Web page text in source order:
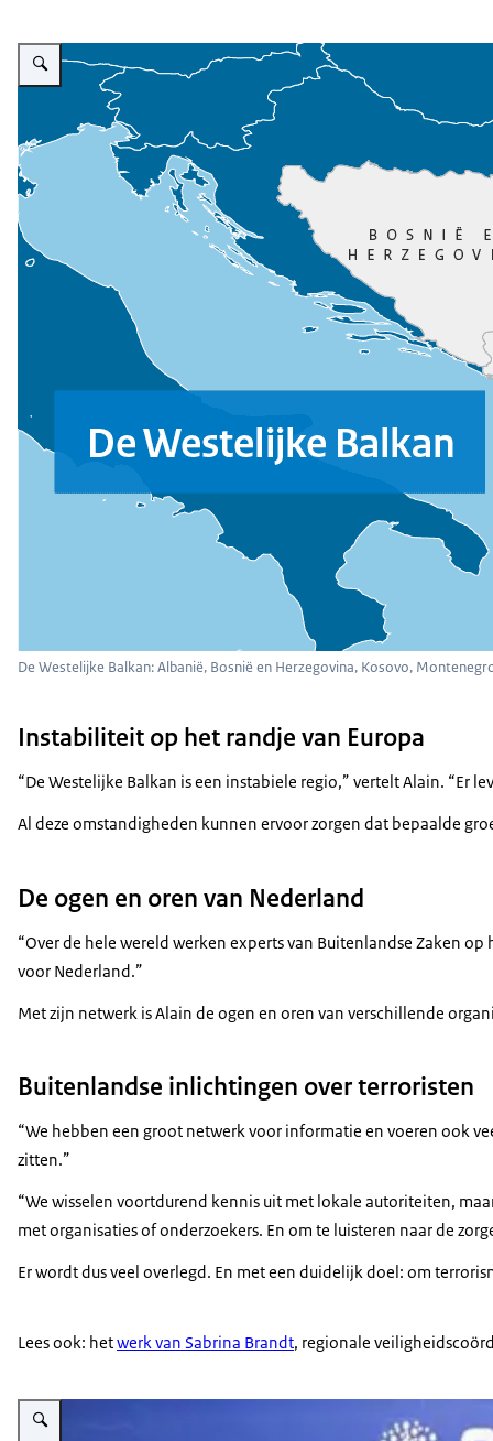
Vergroot afbeelding De Westelijke Balkan
De Westelijke Balkan: Albanië, Bosnië en Herzegovina, Kosovo,
Instabiliteit op het randje van Europa
“De Westelijke Balkan is een instabiele regio,” vertelt Alain.
Al deze omstandigheden kunnen ervoor zorgen dat bepaalde
De ogen en oren van Nederland
“Over de hele wereld werken experts van Buitenlandse Zaken
voor Nederland.”
Met zijn netwerk is Alain de ogen en oren van verschillende
Buitenlandse inlichtingen over terroristen
“We hebben een groot netwerk voor informatie en voeren ook
zitten.”
“We wisselen voortdurend kennis uit met lokale autoriteiten,
met organisaties of onderzoekers. En om te luisteren naar de
Er wordt dus veel overlegd. En met een duidelijk doel: om
Lees ook: hetwerk van Sabrina Brandt, regionale
Vergroot afbeelding Alain Ancion